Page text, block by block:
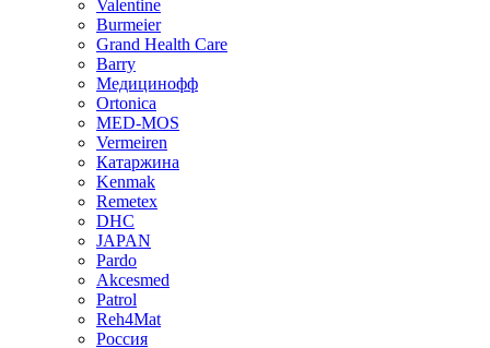
Valentine
Burmeier
Grand Health Care
Barry
Медицинофф
Ortonica
MED-MOS
Vermeiren
Катаржина
Kenmak
Remetex
DHC
JAPAN
Pardo
Akcesmed
Patrol
Reh4Mat
Россия